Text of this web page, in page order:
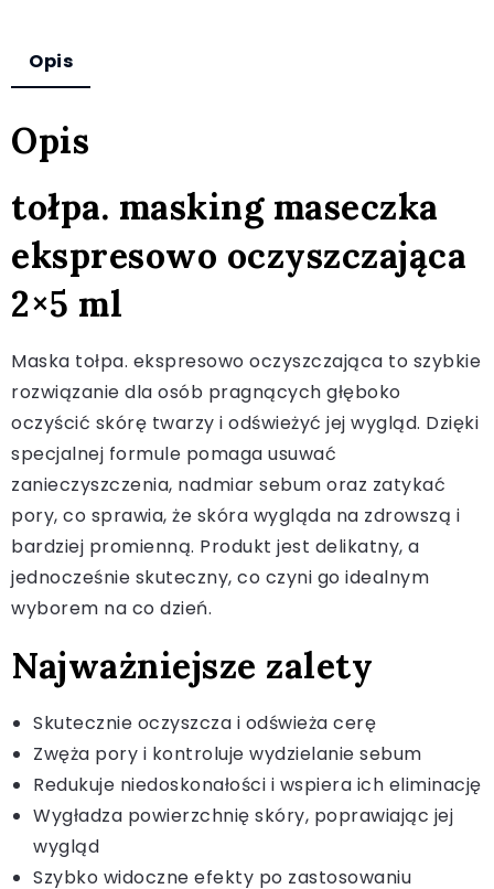
Opis
Opis
tołpa. masking maseczka
ekspresowo oczyszczająca
2×5 ml
Maska tołpa. ekspresowo oczyszczająca to szybkie
rozwiązanie dla osób pragnących głęboko
oczyścić skórę twarzy i odświeżyć jej wygląd. Dzięki
specjalnej formule pomaga usuwać
zanieczyszczenia, nadmiar sebum oraz zatykać
pory, co sprawia, że skóra wygląda na zdrowszą i
bardziej promienną. Produkt jest delikatny, a
jednocześnie skuteczny, co czyni go idealnym
wyborem na co dzień.
Najważniejsze zalety
Skutecznie oczyszcza i odświeża cerę
Zwęża pory i kontroluje wydzielanie sebum
Redukuje niedoskonałości i wspiera ich eliminację
Wygładza powierzchnię skóry, poprawiając jej
wygląd
Szybko widoczne efekty po zastosowaniu